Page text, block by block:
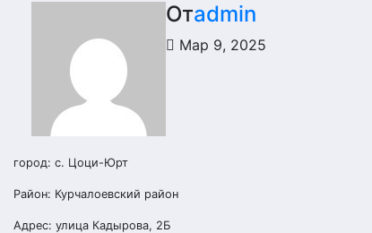
Отadmin
Мар 9, 2025
город: с. Цоци-Юрт
Район: Курчалоевский район
Адрес: улица Кадырова, 2Б